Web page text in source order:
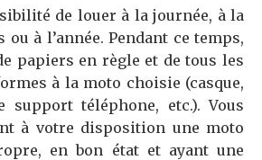
de louer à la journée, à la
ou à l’année. Pendant ce temps,
papiers en règle et de tous les
à la moto choisie (casque,
support téléphone, etc.). Vous
à votre disposition une moto
en bon état et ayant une